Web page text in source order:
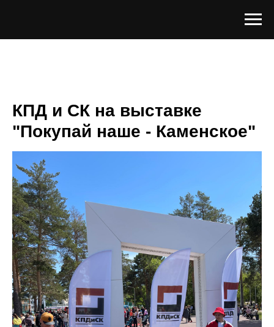
КПД и СК на выставке
"Покупай наше - Каменское"